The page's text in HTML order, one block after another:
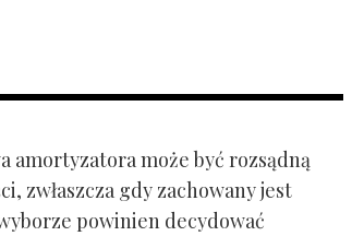
amortyzatora może być rozsądną
zwłaszcza gdy zachowany jest
powinien decydować